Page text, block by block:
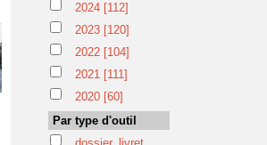
2024 [112]
2023 [120]
2022 [104]
2021 [111]
2020 [60]
Par type d'outil